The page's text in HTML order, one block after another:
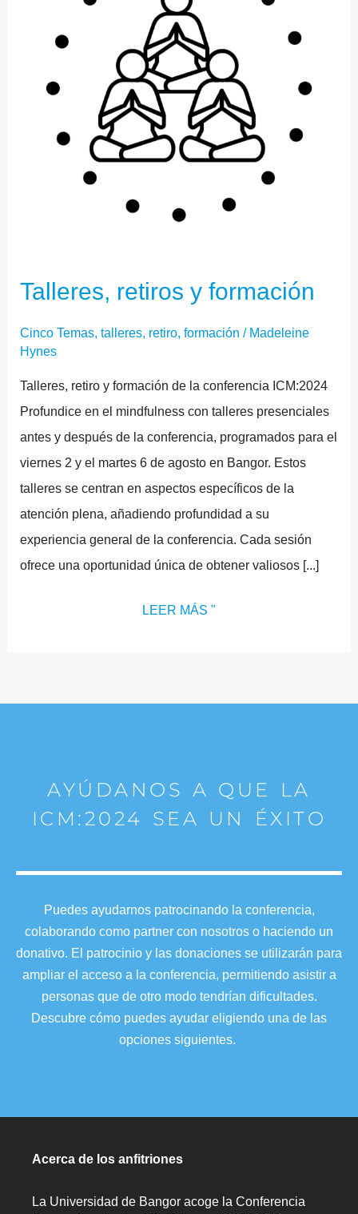
Talleres, retiros y formación
Cinco Temas, talleres, retiro, formación / Madeleine
Hynes
Talleres, retiro y formación de la conferencia ICM:2024
Profundice en el mindfulness con talleres presenciales
antes y después de la conferencia, programados para el
viernes 2 y el martes 6 de agosto en Bangor. Estos
talleres se centran en aspectos específicos de la
atención plena, añadiendo profundidad a su
experiencia general de la conferencia. Cada sesión
ofrece una oportunidad única de obtener valiosos [...]
FORMACIÓN
LEER MÁS "
AYÚDANOS A QUE LA
ICM:2024 SEA UN ÉXITO
Puedes ayudarnos patrocinando la conferencia,
colaborando como partner con nosotros o haciendo un
donativo. El patrocinio y las donaciones se utilizarán para
ampliar el acceso a la conferencia, permitiendo asistir a
personas que de otro modo tendrían dificultades.
Descubre cómo puedes ayudar eligiendo una de las
opciones siguientes.
Acerca de los anfitriones
La Universidad de Bangor acoge la Conferencia